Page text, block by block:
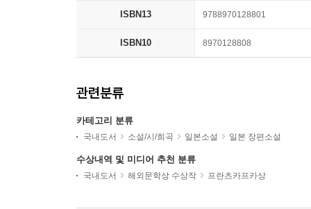
ISBN13 9788970128801
ISBN10 8970128808
관련분류
카테고리 분류
국내도서 소설/시/희곡 일본소설 일본 장편소설
수상내역 및 미디어 추천 분류
국내도서 해외문학상 수상작 프란츠카프카상